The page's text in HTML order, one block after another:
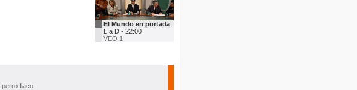
El Mundo en portada
L a D - 22:00
VEO 1
perro flaco